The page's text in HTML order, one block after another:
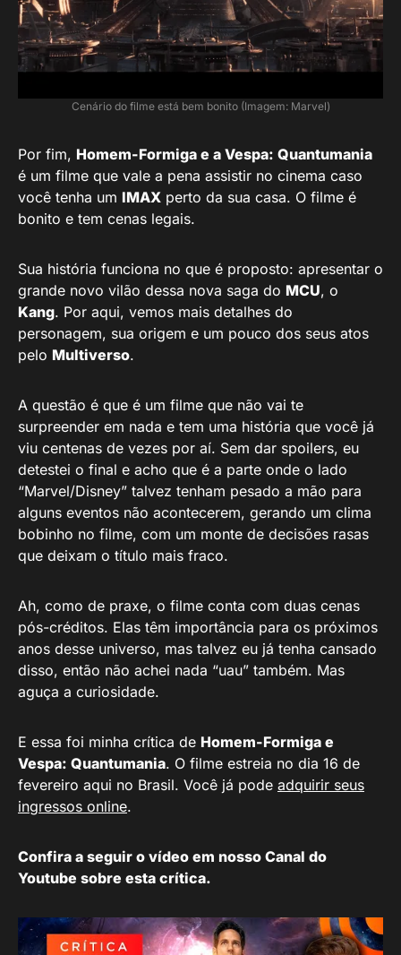
Cenário do filme está bem bonito (Imagem: Marvel)
Por fim, Homem-Formiga e a Vespa: Quantumania
é um filme que vale a pena assistir no cinema caso
você tenha um IMAX perto da sua casa. O filme é
bonito e tem cenas legais.
Sua história funciona no que é proposto: apresentar o
grande novo vilão dessa nova saga do MCU, o
Kang. Por aqui, vemos mais detalhes do
personagem, sua origem e um pouco dos seus atos
pelo Multiverso.
A questão é que é um filme que não vai te
surpreender em nada e tem uma história que você já
viu centenas de vezes por aí. Sem dar spoilers, eu
detestei o final e acho que é a parte onde o lado
“Marvel/Disney” talvez tenham pesado a mão para
alguns eventos não acontecerem, gerando um clima
bobinho no filme, com um monte de decisões rasas
que deixam o título mais fraco.
Ah, como de praxe, o filme conta com duas cenas
pós-créditos. Elas têm importância para os próximos
anos desse universo, mas talvez eu já tenha cansado
disso, então não achei nada “uau” também. Mas
aguça a curiosidade.
E essa foi minha crítica de Homem-Formiga e
Vespa: Quantumania. O filme estreia no dia 16 de
fevereiro aqui no Brasil. Você já pode adquirir seus
ingressos online.
Confira a seguir o vídeo em nosso Canal do
Youtube sobre esta crítica.